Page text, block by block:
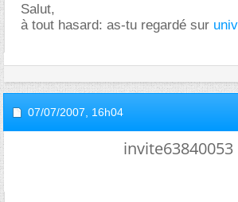
Salut,
à tout hasard: as-tu regardé sur
07/07/2007, 16h04
invite63840053